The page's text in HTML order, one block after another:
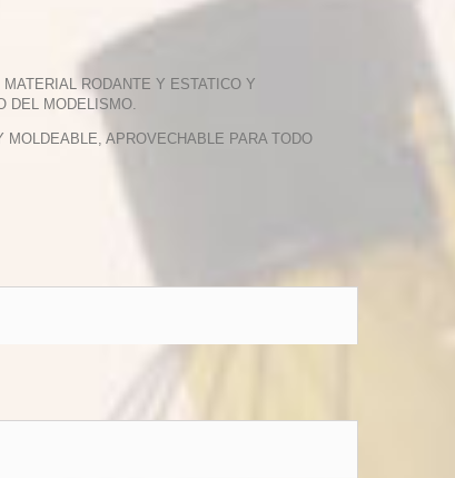
RODANTE Y ESTATICO Y
DEL MODELISMO.
APROVECHABLE PARA TODO